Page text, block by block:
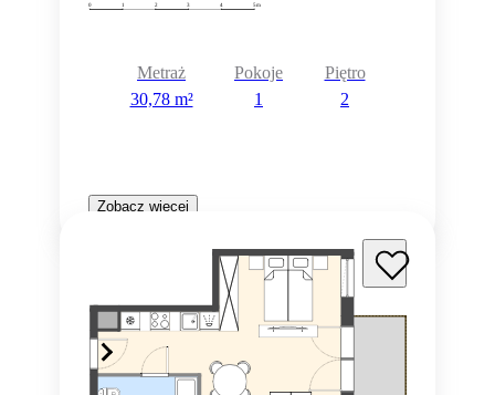
Metraż
30,78 m²
Pokoje
1
Piętro
2
Zobacz więcej